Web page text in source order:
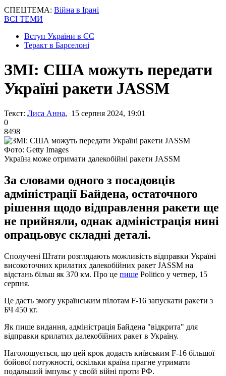
СПЕЦТЕМА: Війна в Ірані
ВСІ ТЕМИ
Вступ України в ЄС
Теракт в Барселоні
ЗМІ: США можуть передати
Україні ракети JASSM
Текст: Лиса Анна, 15 серпня 2024, 19:01
0
8498
Фото: Getty Images
Україна може отримати далекобійні ракети JASSM
За словами одного з посадовців
адміністрації Байдена, остаточного
рішення щодо відправлення ракети ще
не прийняли, однак адміністрація нині
опрацьовує складні деталі.
Сполучені Штати розглядають можливість відправки Україні
високоточних крилатих далекобійних ракет JASSM на
відстань більш як 370 км. Про це пише Politico у четвер, 15
серпня.
Це дасть змогу українським пілотам F-16 запускати ракети з
БЧ 450 кг.
Як пише видання, адміністрація Байдена "відкрита" для
відправки крилатих далекобійних ракет в Україну.
Наголошується, що цей крок додасть київським F-16 більшої
бойової потужності, оскільки країна прагне утримати
подальший імпульс у своїй війні проти РФ.